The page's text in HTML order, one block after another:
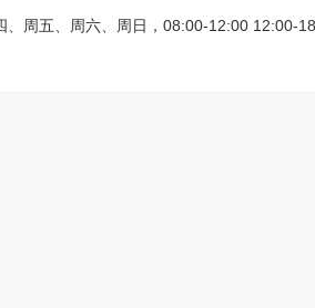
周五、周六、周日，08:00-12:00 12:00-